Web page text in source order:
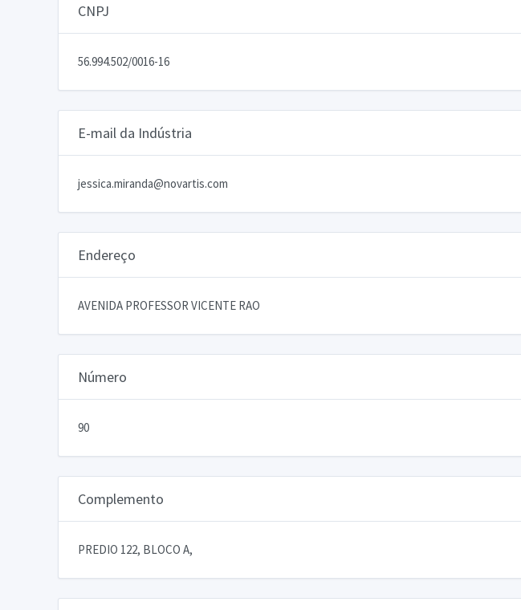
CNPJ
56.994.502/0016-16
E-mail da Indústria
jessica.miranda@novartis.com
Endereço
AVENIDA PROFESSOR VICENTE RAO
Número
90
Complemento
PREDIO 122, BLOCO A,